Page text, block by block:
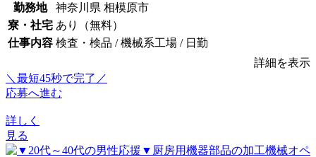
勤務地
神奈川県 相模原市
寮・社宅 あり（無料）
仕事内容 検査・検品 / 機械系工場 / 日勤
詳細を表示
＼最短45秒で完了／
応募へ進む
詳しく
見る